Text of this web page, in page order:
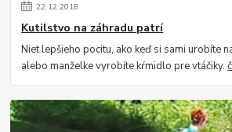
22.12.2018
Kutilstvo na záhradu patrí
Niet lepšieho pocitu, ako keď si sami urobíte
alebo manželke vyrobíte kŕmidlo pre vtáčiky.